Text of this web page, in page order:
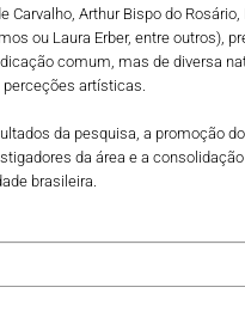
Arthur Bispo do
ou Laura Erber, entre
comum, mas de diversa
artísticas.
da pesquisa, a promoção
da área e a
brasileira.